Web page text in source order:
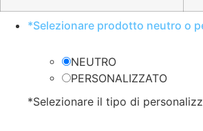
€0.32.€0.16.
*Selezionare prodotto neutro o
NEUTRO
PERSONALIZZATO
*Selezionare il tipo di